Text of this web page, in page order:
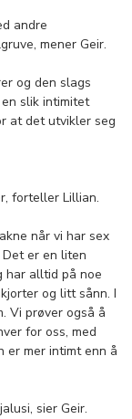
andre
mener Geir.
og den slags
slik intimitet
at det utvikler seg
forteller Lillian.
når vi har sex
er en liten
har alltid på noe
og litt sånn. I
Vi prøver også å
for oss, med
er mer intimt enn å
sier Geir.